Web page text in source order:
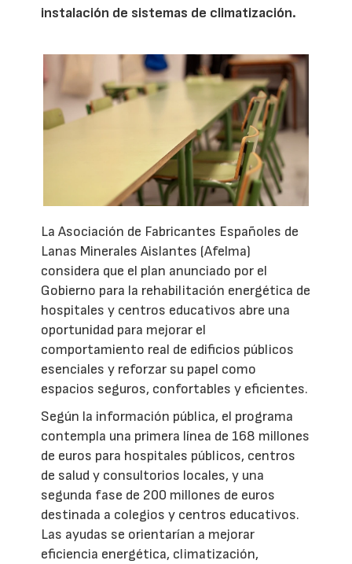
instalación de sistemas de climatización.
La Asociación de Fabricantes Españoles de
Lanas Minerales Aislantes (Afelma)
considera que el plan anunciado por el
Gobierno para la rehabilitación energética de
hospitales y centros educativos abre una
oportunidad para mejorar el
comportamiento real de edificios públicos
esenciales y reforzar su papel como
espacios seguros, confortables y eficientes.
Según la información pública, el programa
contempla una primera línea de 168 millones
de euros para hospitales públicos, centros
de salud y consultorios locales, y una
segunda fase de 200 millones de euros
destinada a colegios y centros educativos.
Las ayudas se orientarían a mejorar
eficiencia energética, climatización,